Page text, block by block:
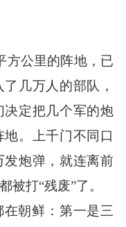
方公里的阵地，已
几万人的部队，
定把几个军的炮
。上千门不同口
炮弹，就连离前
被打“残废”了。
朝鲜：第一是三